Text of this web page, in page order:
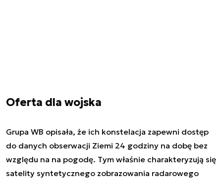
Oferta dla wojska
Grupa WB opisała, że ich konstelacja zapewni dostęp
do danych obserwacji Ziemi 24 godziny na dobę bez
względu na na pogodę. Tym właśnie charakteryzują się
satelity syntetycznego zobrazowania radarowego